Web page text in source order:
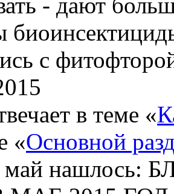
с
в теме «
«Основной
май